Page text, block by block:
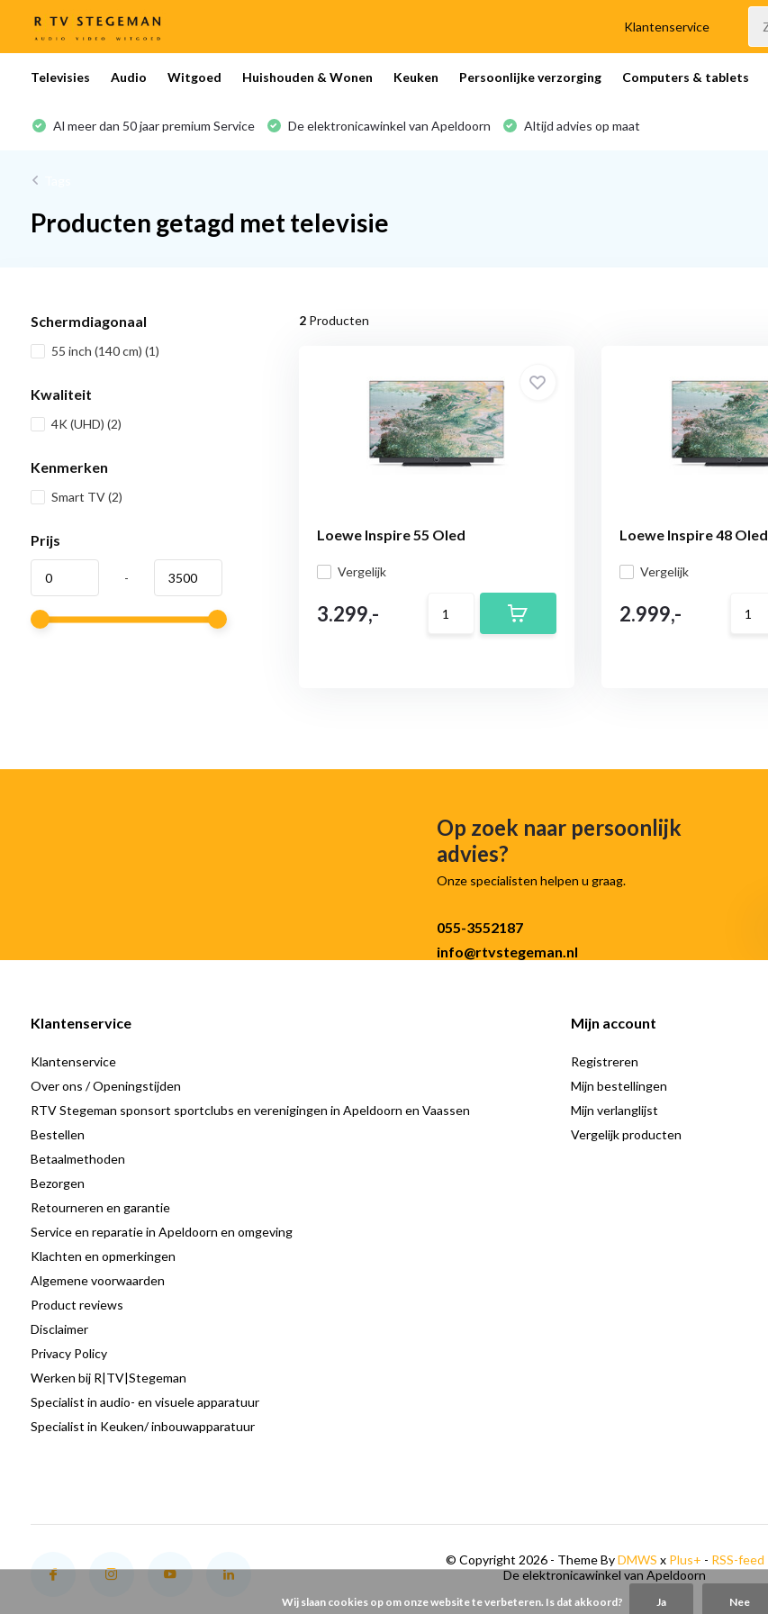
Klantenservice
Televisies Audio Witgoed Huishouden & Wonen Keuken Persoonlijke verzorging Computers & tablets
Al meer dan 50 jaar premium Service De elektronicawinkel van Apeldoorn Altijd advies op maat
Producten getagd met televisie
Schermdiagonaal
55 inch (140 cm) (1)
Kwaliteit
4K (UHD) (2)
Kenmerken
Smart TV(2)
Prijs
-
2Producten
Loewe Inspire 55 Oled
Vergelijk
3.299,-
Loewe Inspire 48 Oled
Vergelijk
2.999,-
Op zoek naar persoonlijk
advies?
Onze specialisten helpen u graag.
055-3552187
info@rtvstegeman.nl
Klantenservice
Klantenservice
Over ons / Openingstijden
RTV Stegeman sponsort sportclubs en verenigingen in Apeldoorn en Vaassen
Bestellen
Betaalmethoden
Bezorgen
Retourneren en garantie
Service en reparatie in Apeldoorn en omgeving
Klachten en opmerkingen
Algemene voorwaarden
Product reviews
Disclaimer
Privacy Policy
Werken bij R|TV|Stegeman
Specialist in audio- en visuele apparatuur
Specialist in Keuken/ inbouwapparatuur
Mijn account
Registreren
Mijn bestellingen
Mijn verlanglijst
Vergelijk producten
© Copyright 2026 - Theme ByDMWS x Plus+ - RSS-feed
De elektronicawinkel van Apeldoorn
Wij slaan cookies op om onze website te verbeteren. Is dat akkoord? Ja Nee